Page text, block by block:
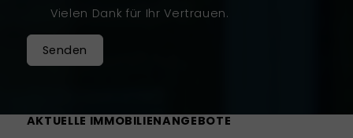
Vielen Dank für Ihr Vertrauen.
Senden
AKTUELLE IMMOBILIENANGEBOTE